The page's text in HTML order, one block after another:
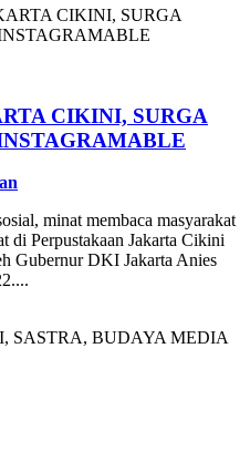
CIKINI, SURGA
minat membaca masyarakat
di Perpustakaan Jakarta Cikini
Gubernur DKI Jakarta Anies